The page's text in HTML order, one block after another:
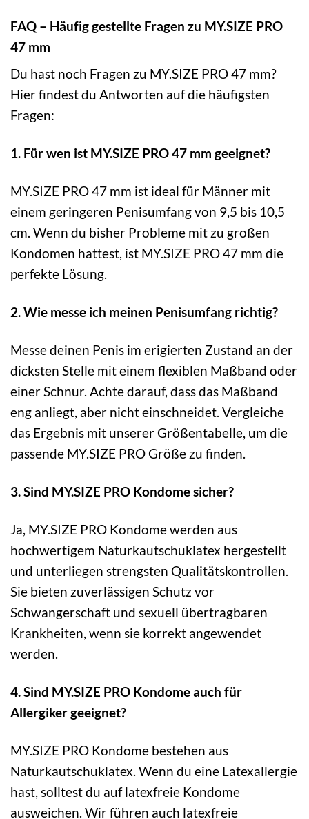
FAQ – Häufig gestellte Fragen zu MY.SIZE PRO
47 mm
Du hast noch Fragen zu MY.SIZE PRO 47 mm?
Hier findest du Antworten auf die häufigsten
Fragen:
1. Für wen ist MY.SIZE PRO 47 mm geeignet?
MY.SIZE PRO 47 mm ist ideal für Männer mit
einem geringeren Penisumfang von 9,5 bis 10,5
cm. Wenn du bisher Probleme mit zu großen
Kondomen hattest, ist MY.SIZE PRO 47 mm die
perfekte Lösung.
2. Wie messe ich meinen Penisumfang richtig?
Messe deinen Penis im erigierten Zustand an der
dicksten Stelle mit einem flexiblen Maßband oder
einer Schnur. Achte darauf, dass das Maßband
eng anliegt, aber nicht einschneidet. Vergleiche
das Ergebnis mit unserer Größentabelle, um die
passende MY.SIZE PRO Größe zu finden.
3. Sind MY.SIZE PRO Kondome sicher?
Ja, MY.SIZE PRO Kondome werden aus
hochwertigem Naturkautschuklatex hergestellt
und unterliegen strengsten Qualitätskontrollen.
Sie bieten zuverlässigen Schutz vor
Schwangerschaft und sexuell übertragbaren
Krankheiten, wenn sie korrekt angewendet
werden.
4. Sind MY.SIZE PRO Kondome auch für
Allergiker geeignet?
MY.SIZE PRO Kondome bestehen aus
Naturkautschuklatex. Wenn du eine Latexallergie
hast, solltest du auf latexfreie Kondome
ausweichen. Wir führen auch latexfreie